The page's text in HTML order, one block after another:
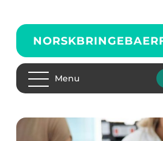
Menu